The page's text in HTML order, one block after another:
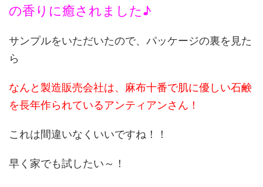
の香りに癒されました♪
サンプルをいただいたので、パッケージの裏を見た
ら
なんと製造販売会社は、麻布十番で肌に優しい石鹸
を長年作られているアンティアンさん！
これは間違いなくいいですね！！
早く家でも試したい～！